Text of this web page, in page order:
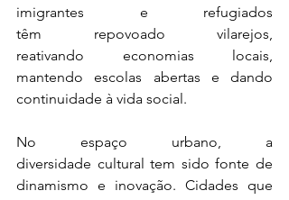
imigrantes e refugiados
têm repovoado vilarejos,
reativando economias locais,
mantendo escolas abertas e dando
continuidade à vida social.
No espaço urbano, a
diversidade cultural tem sido fonte de
dinamismo e inovação. Cidades que